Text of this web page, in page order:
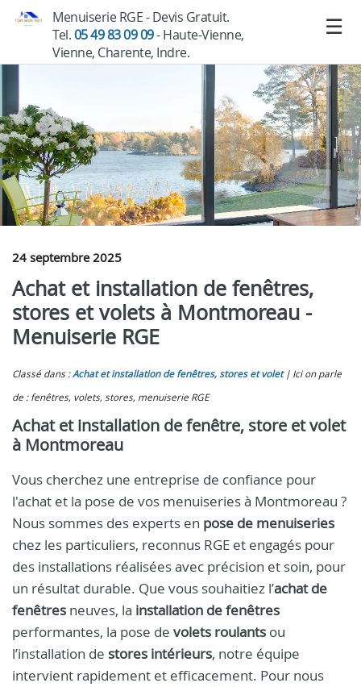
Menuiserie RGE - Devis Gratuit.
Tel.05 49 83 09 09- Haute-Vienne,
Vienne, Charente, Indre.
24 septembre 2025
Achat et installation de fenêtres,
stores et volets à Montmoreau -
Menuiserie RGE
Classé dans :Achat et installation de fenêtres, stores et volet
Ici on parle
de : fenêtres, volets, stores, menuiserie RGE
Achat et installation de fenêtre, store et volet
à Montmoreau
Vous cherchez une entreprise de confiance pour
l'achat et la pose de vos menuiseries à Montmoreau ?
Nous sommes des experts en pose de menuiseries
chez les particuliers, reconnus RGE et engagés pour
des installations réalisées avec précision et soin, pour
un résultat durable. Que vous souhaitiez l’achat de
fenêtres neuves, la installation de fenêtres
performantes, la pose de volets roulants ou
l’installation de stores intérieurs, notre équipe
intervient rapidement et efficacement. Pour nous